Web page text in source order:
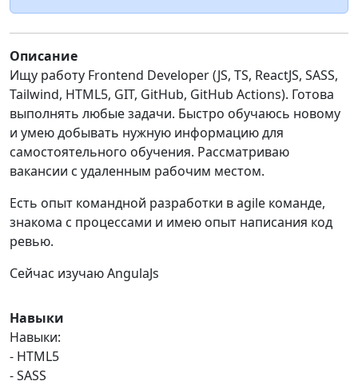
Описание
Ищу работу Frontend Developer (JS, TS, ReactJS, SASS,
Tailwind, HTML5, GIT, GitHub, GitHub Actions). Готова
выполнять любые задачи. Быстро обучаюсь новому
и умею добывать нужную информацию для
самостоятельного обучения. Рассматриваю
вакансии с удаленным рабочим местом.
Есть опыт командной разработки в agile команде,
знакома с процессами и имею опыт написания код
ревью.
Сейчас изучаю AngulaJs
Навыки
Навыки:
- HTML5
- SASS